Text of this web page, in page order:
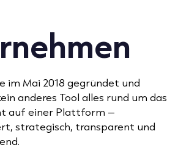
im Mai 2018 gegründet und
anderes Tool alles rund um das
auf einer Plattform –
strategisch, transparent und